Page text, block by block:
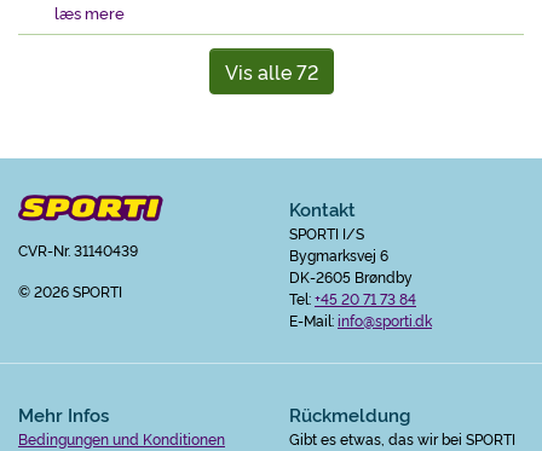
læs mere
Vis alle 72
CVR-Nr. 31140439
© 2026 SPORTI
Kontakt
SPORTI I/S
Bygmarksvej 6
DK-2605 Brøndby
Tel:+45 20 71 73 84
E-Mail:info@sporti.dk
Mehr Infos
Bedingungen und Konditionen
Rückmeldung
Gibt es etwas, das wir bei SPORTI